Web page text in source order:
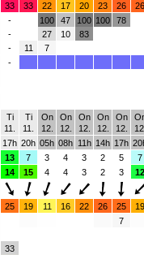
33 33 22 17 20 23 26 26
-
-
-
11
100
27
7
47
10
100
83
100 78
-
Ti
11.
Ti
11.
On
12.
On
12.
On
12.
On
12.
On
12.
17h 20h 05h 08h 11h 14h 17h
13 7 3 4 3 2 5
7
14 15 4 4 3 2 3
12
25 19 11 16 22 26 25 19
33
7